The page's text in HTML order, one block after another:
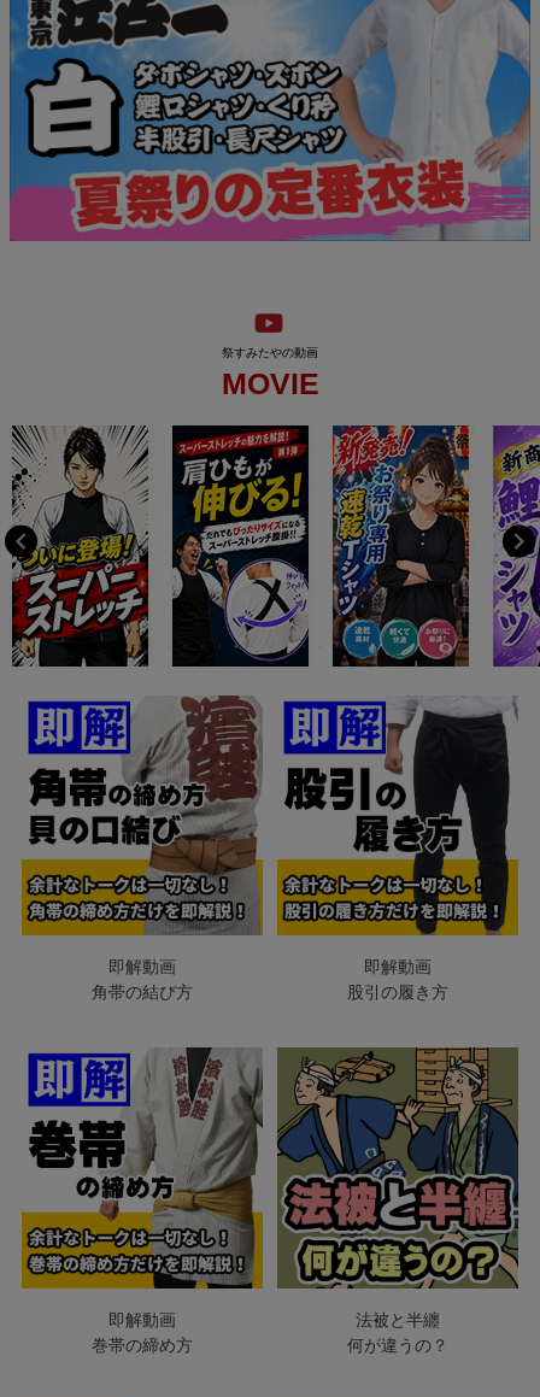
MOVIE
即解動画
角帯の結び方
即解動画
股引の履き方
即解動画
巻帯の締め方
法被と半纏
何が違うの？